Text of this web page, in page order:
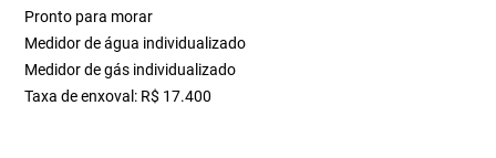
Pronto para morar
Medidor de água individualizado
Medidor de gás individualizado
Taxa de enxoval: R$ 17.400